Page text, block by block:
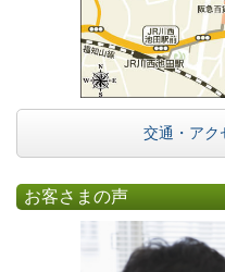
交通・アク
お客さまの声